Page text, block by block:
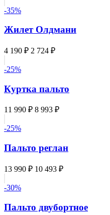
-35%
Жилет Олдмани
4 190 ₽ 2 724 ₽
-25%
Куртка пальто
11 990 ₽ 8 993 ₽
-25%
Пальто реглан
13 990 ₽ 10 493 ₽
-30%
Пальто двубортное